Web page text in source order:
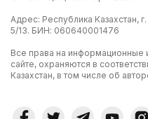
Адрес: Республика Казахстан,
5/13. БИН: 060640001476
Все права на
сайте, охраняются в
Казахстан, в том числе об